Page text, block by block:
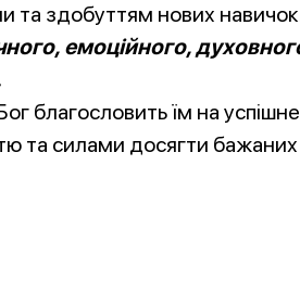
та здобуттям нових
емоційного,
благословить їм на
та силами досягти бажаних